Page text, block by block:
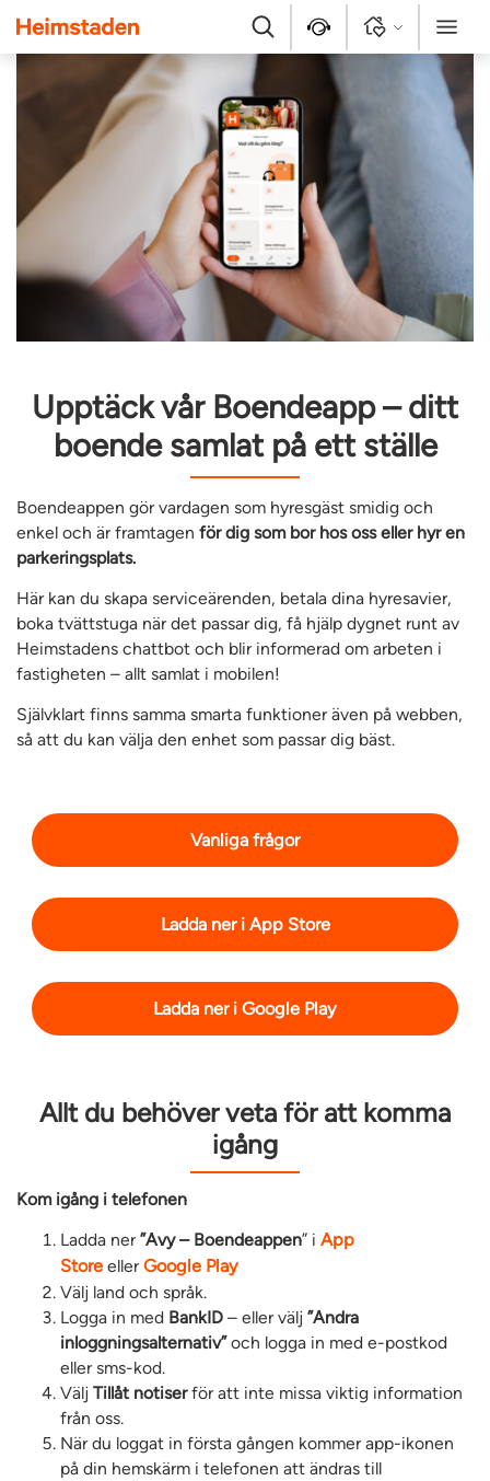
Heimstaden
Sök Kontakt Logga in Meny
Upptäck vår Boendeapp – ditt
boende samlat på ett ställe
Boendeappen gör vardagen som hyresgäst smidig och
enkel och är framtagen för dig som bor hos oss eller hyr en
parkeringsplats.
Här kan du skapa serviceärenden, betala dina hyresavier,
boka tvättstuga när det passar dig, få hjälp dygnet runt av
Heimstadens chattbot och blir informerad om arbeten i
fastigheten – allt samlat i mobilen!
Självklart finns samma smarta funktioner även på webben,
så att du kan välja den enhet som passar dig bäst.
Vanliga frågor
Ladda ner i App Store
Ladda ner i Google Play
Allt du behöver veta för att komma
igång
Kom igång i telefonen
Ladda ner”Avy – Boendeappen” i App
Store ellerGoogle Play
Välj land och språk.
Logga in med BankID – eller välj ”Andra
inloggningsalternativ”och logga in med e-postkod
eller sms-kod.
Välj Tillåt notiserför att inte missa viktig information
från oss.
När du loggat in första gången kommer app-ikonen
på din hemskärm i telefonen att ändras till